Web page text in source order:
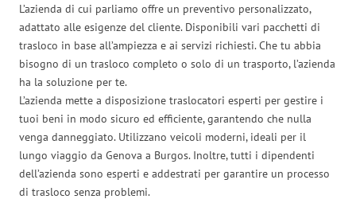
L’azienda di cui parliamo offre un preventivo personalizzato,
adattato alle esigenze del cliente. Disponibili vari pacchetti di
trasloco in base all’ampiezza e ai servizi richiesti. Che tu abbia
bisogno di un trasloco completo o solo di un trasporto, l’azienda
ha la soluzione per te.
L’azienda mette a disposizione traslocatori esperti per gestire i
tuoi beni in modo sicuro ed efficiente, garantendo che nulla
venga danneggiato. Utilizzano veicoli moderni, ideali per il
lungo viaggio da Genova a Burgos. Inoltre, tutti i dipendenti
dell’azienda sono esperti e addestrati per garantire un processo
di trasloco senza problemi.